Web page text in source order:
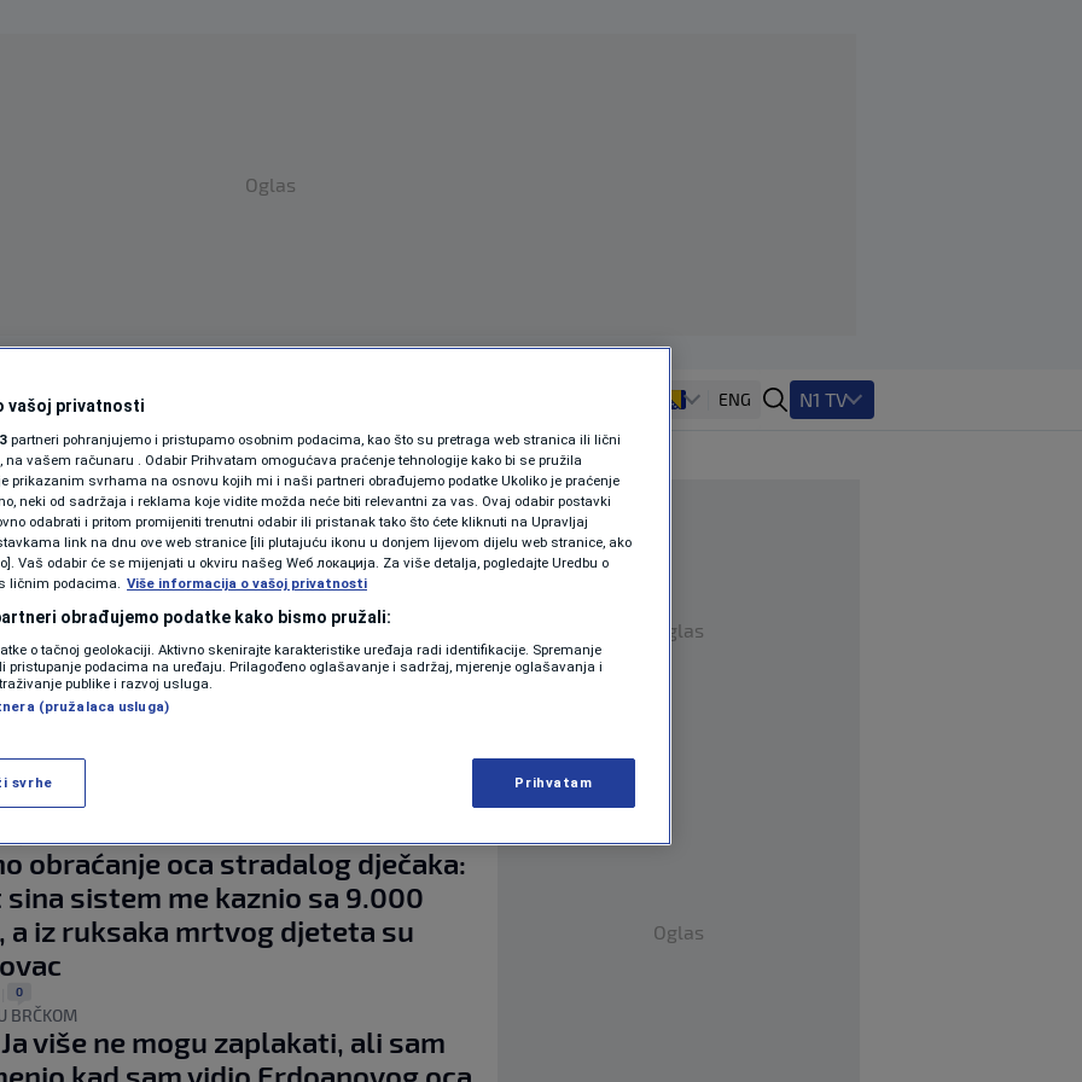
Oglas
SPORTSVIJETMAGAZIN
ZDRAVLJE
SHOWBIZ
KOLUMNE
PODCAST
VIRALNO
FOTO
ENG N1 TV
ISTRAGE
doktorice Softić do Memića i
Kako istrage u BiH godinama
pravosudnim ladicama
| 0
ne saopštava imena policajaca, ne
mu što traži moju ostavku
obraćanje oca stradalog dječaka:
sina sistem me kaznio sa 9.000
a iz ruksaka mrtvog djeteta su
0
BRČKOM
više ne mogu zaplakati, ali sam
Oglas
Oglas
vašoj privatnosti
partneri pohranjujemo i pristupamo osobnim podacima, kao što su pretraga web stranica ili lični
na vašem računaru . Odabir Prihvatam omogućava praćenje tehnologije kako bi se pružila
prikazanim svrhama na osnovu kojih mi i naši partneri obrađujemo podatke Ukoliko je praćenje
neki od sadržaja i reklama koje vidite možda neće biti relevantni za vas. Ovaj odabir postavki
odabrati i pritom promijeniti trenutni odabir ili pristanak tako što ćete kliknuti na Upravljaj
link na dnu ove web stranice [ili plutajuću ikonu u donjem lijevom dijelu web stranice, ako
Vaš odabir će se mijenjati u okviru našeg Wеб локација. Za više detalja, pogledajte Uredbu o
ličnim podacima.
Više informacija o vašoj privatnosti
obrađujemo podatke kako bismo pružali:
o tačnoj geolokaciji. Aktivno skenirajte karakteristike uređaja radi identifikacije. Spremanje
pristupanje podacima na uređaju. Prilagođeno oglašavanje i sadržaj, mjerenje oglašavanja i
publike i razvoj usluga.
(pružalaca usluga)
svrhe Prihvatam